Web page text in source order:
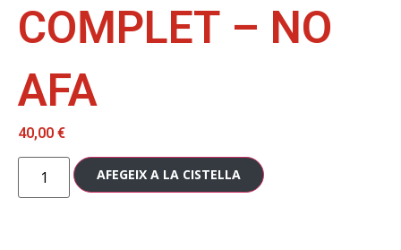
COMPLET – NO
AFA
40,00 €
AFEGEIX A LA CISTELLA